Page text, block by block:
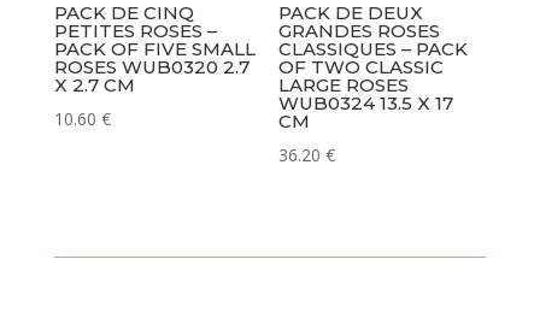
PACK DE CINQ
PETITES ROSES –
PACK OF FIVE SMALL
ROSES WUB0320 2.7
X 2.7 CM
10.60 €
PACK DE DEUX
GRANDES ROSES
CLASSIQUES – PACK
OF TWO CLASSIC
LARGE ROSES
WUB0324 13.5 X 17
CM
36.20€